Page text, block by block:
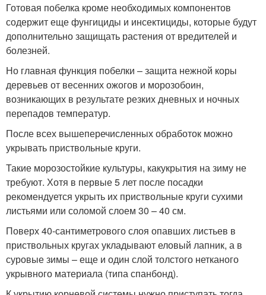
Готовая побелка кроме необходимых компонентов
содержит еще фунгициды и инсектициды, которые будут
дополнительно защищать растения от вредителей и
болезней.
Но главная функция побелки – защита нежной коры
деревьев от весенних ожогов и морозобоин,
возникающих в результате резких дневных и ночных
перепадов температур.
После всех вышеперечисленных обработок можно
укрывать приствольные круги.
Такие морозостойкие культуры, какукрытия на зиму не
требуют. Хотя в первые 5 лет после посадки
рекомендуется укрыть их приствольные круги сухими
листьями или соломой слоем 30 – 40 см.
Поверх 40-сантиметрового слоя опавших листьев в
приствольных кругах укладывают еловый лапник, а в
суровые зимы – еще и один слой толстого нетканого
укрывного материала (типа спанбонд).